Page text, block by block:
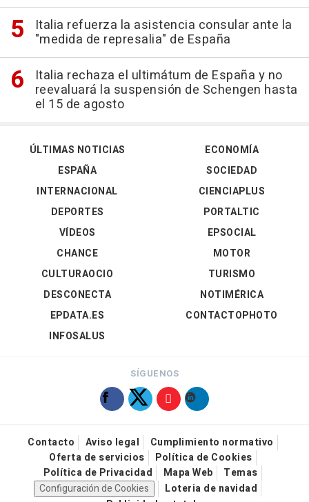
Italia refuerza la asistencia consular ante la
"medida de represalia" de España
Italia rechaza el ultimátum de España y no
reevaluará la suspensión de Schengen hasta
el 15 de agosto
ÚLTIMAS NOTICIAS
ESPAÑA
INTERNACIONAL
DEPORTES
VÍDEOS
ECONOMÍA
SOCIEDAD
CIENCIAPLUS
PORTALTIC
EPSOCIAL
CHANCE
CULTURAOCIO
DESCONECTA
EPDATA.ES
INFOSALUS
MOTOR
TURISMO
NOTIMÉRICA
CONTACTOPHOTO
SÍGUENOS
Contacto Aviso legal
Cumplimiento normativo
Oferta de servicios
Política de Cookies
Política de Privacidad
Mapa Web
Temas
Configuración de Cookies
Loteria de navidad